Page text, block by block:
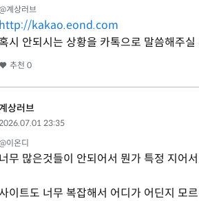
계상러브
http://kakao.eond.com
시 안되시는 상황을 카톡으로 말씀해주실
추천 0
상러브
23:35
이온디
너무 많은것들이 안되어서 뭔가 특정 지어
사이트도 너무 복잡해서 어디가 어딘지 모